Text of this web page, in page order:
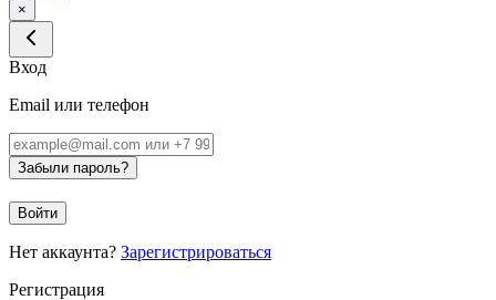
×
Вход
Email или телефон
Забыли пароль?
Войти
Нет аккаунта? Зарегистрироваться
Регистрация